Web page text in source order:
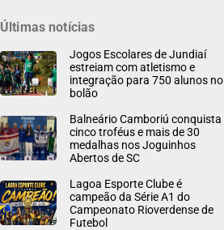
Últimas notícias
Jogos Escolares de Jundiaí
estreiam com atletismo e
integração para 750 alunos no
bolão
Balneário Camboriú conquista
cinco troféus e mais de 30
medalhas nos Joguinhos
Abertos de SC
Lagoa Esporte Clube é
campeão da Série A1 do
Campeonato Rioverdense de
Futebol